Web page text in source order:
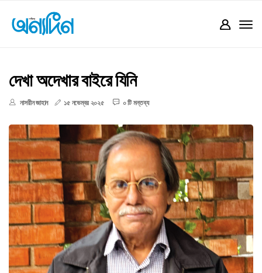
দেখা অদেখার বাইরে যিনি
নাসরীন জাহান ১৫ নভেম্বর ২০২৫ ০ টি মন্তব্য